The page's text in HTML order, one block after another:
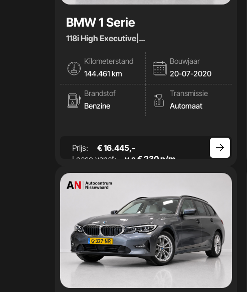
BMW 1 Serie
118i High Executive|
Camera|Stoelverwarming|
Kilometerstand
144.461 km
Bouwjaar
20-07-2020
Brandstof
Benzine
Transmissie
Automaat
Prijs:
€ 16.445,-
Lease vanaf:
v.a € 230 p/m